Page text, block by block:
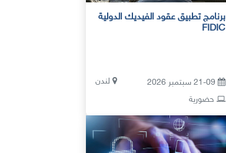
برنامج تطبيق عقود الفيديك الدولية
FIDIC
لندن
حضورية